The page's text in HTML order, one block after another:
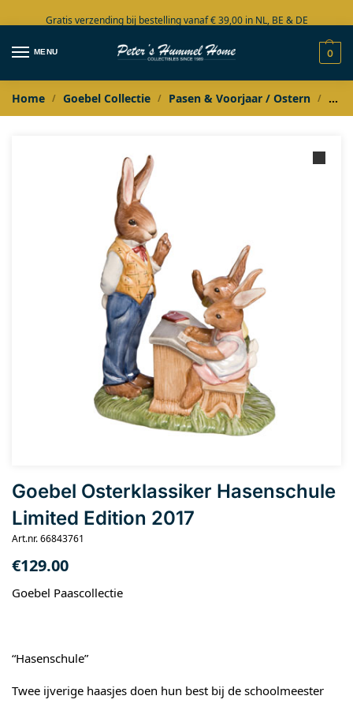
Gratis verzending bij bestelling vanaf € 39,00 in NL, BE & DE
Grote collectie in voorraad
MENU 0
Home / Goebel Collectie / Pasen & Voorjaar / Ostern /
Goebel Osterklassiker Hasenschule
Limited Edition 2017
Art.nr. 66843761
€129.00
Goebel Paascollectie
“Hasenschule”
Twee ijverige haasjes doen hun best bij de schoolmeester